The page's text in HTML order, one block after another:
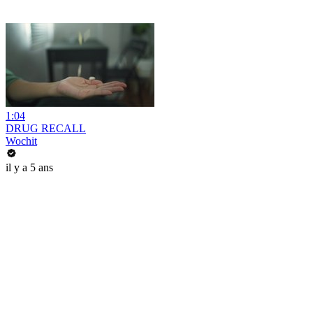
1:04
DRUG RECALL
Wochit
il y a 5 ans